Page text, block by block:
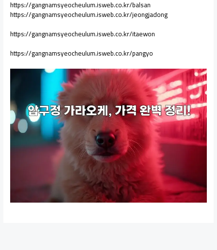
https://gangnamsyeocheulum.isweb.co.kr/balsan
https://gangnamsyeocheulum.isweb.co.kr/jeongjadong
https://gangnamsyeocheulum.isweb.co.kr/itaewon
https://gangnamsyeocheulum.isweb.co.kr/pangyo